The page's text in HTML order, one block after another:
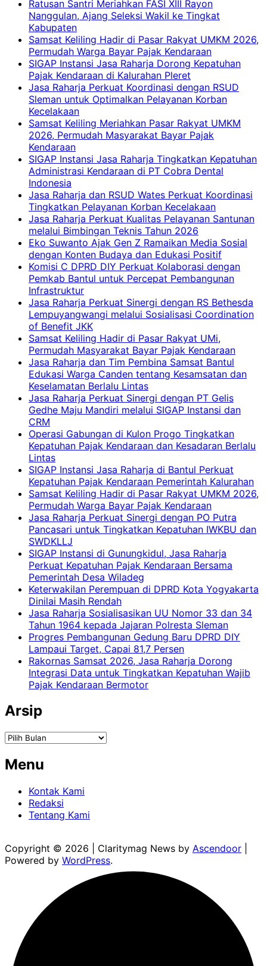
Ratusan Santri Meriahkan FASI XIII Rayon
Nanggulan, Ajang Seleksi Wakil ke Tingkat
Kabupaten
Samsat Keliling Hadir di Pasar Rakyat UMKM 2026,
Permudah Warga Bayar Pajak Kendaraan
SIGAP Instansi Jasa Raharja Dorong Kepatuhan
Pajak Kendaraan di Kalurahan Pleret
Jasa Raharja Perkuat Koordinasi dengan RSUD
Sleman untuk Optimalkan Pelayanan Korban
Kecelakaan
Samsat Keliling Meriahkan Pasar Rakyat UMKM
2026, Permudah Masyarakat Bayar Pajak
Kendaraan
SIGAP Instansi Jasa Raharja Tingkatkan Kepatuhan
Administrasi Kendaraan di PT Cobra Dental
Indonesia
Jasa Raharja dan RSUD Wates Perkuat Koordinasi
Tingkatkan Pelayanan Korban Kecelakaan
Jasa Raharja Perkuat Kualitas Pelayanan Santunan
melalui Bimbingan Teknis Tahun 2026
Eko Suwanto Ajak Gen Z Ramaikan Media Sosial
dengan Konten Budaya dan Edukasi Positif
Komisi C DPRD DIY Perkuat Kolaborasi dengan
Pemkab Bantul untuk Percepat Pembangunan
Infrastruktur
Jasa Raharja Perkuat Sinergi dengan RS Bethesda
Lempuyangwangi melalui Sosialisasi Coordination
of Benefit JKK
Samsat Keliling Hadir di Pasar Rakyat UMi,
Permudah Masyarakat Bayar Pajak Kendaraan
Jasa Raharja dan Tim Pembina Samsat Bantul
Edukasi Warga Canden tentang Kesamsatan dan
Keselamatan Berlalu Lintas
Jasa Raharja Perkuat Sinergi dengan PT Gelis
Gedhe Maju Mandiri melalui SIGAP Instansi dan
CRM
Operasi Gabungan di Kulon Progo Tingkatkan
Kepatuhan Pajak Kendaraan dan Kesadaran Berlalu
Lintas
SIGAP Instansi Jasa Raharja di Bantul Perkuat
Kepatuhan Pajak Kendaraan Pemerintah Kalurahan
Samsat Keliling Hadir di Pasar Rakyat UMKM 2026,
Permudah Warga Bayar Pajak Kendaraan
Jasa Raharja Perkuat Sinergi dengan PO Putra
Pancasari untuk Tingkatkan Kepatuhan IWKBU dan
SWDKLLJ
SIGAP Instansi di Gunungkidul, Jasa Raharja
Perkuat Kepatuhan Pajak Kendaraan Bersama
Pemerintah Desa Wiladeg
Keterwakilan Perempuan di DPRD Kota Yogyakarta
Dinilai Masih Rendah
Jasa Raharja Sosialisasikan UU Nomor 33 dan 34
Tahun 1964 kepada Jajaran Polresta Sleman
Progres Pembangunan Gedung Baru DPRD DIY
Lampaui Target, Capai 81,7 Persen
Rakornas Samsat 2026, Jasa Raharja Dorong
Integrasi Data untuk Tingkatkan Kepatuhan Wajib
Pajak Kendaraan Bermotor
Arsip
Arsip
Menu
Kontak Kami
Redaksi
Tentang Kami
Copyright © 2026 | Claritymag News by Ascendoor
Powered by WordPress.